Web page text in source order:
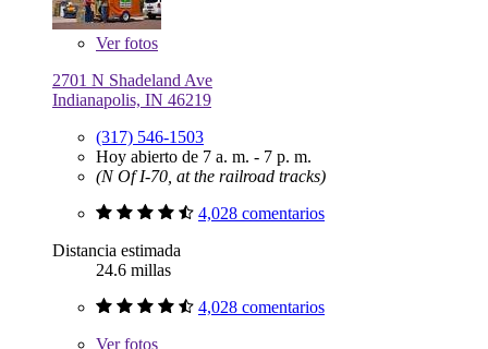
Verfotos
2701 N Shadeland Ave
Indianapolis, IN 46219
(317) 546-1503
Hoy abierto de 7 a. m. - 7 p. m.
(N Of I-70, at the railroad tracks)
4,028 comentarios
Distancia estimada
24.6 millas
4,028 comentarios
Verfotos